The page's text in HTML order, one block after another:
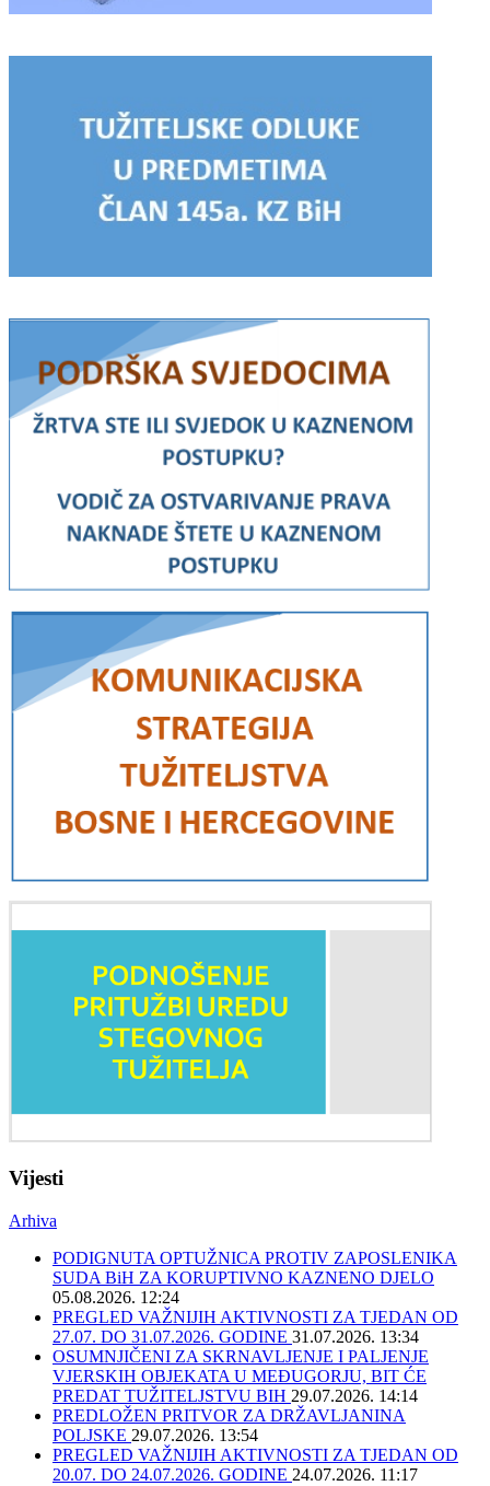
Vijesti
Arhiva
PODIGNUTA OPTUŽNICA PROTIV ZAPOSLENIKA
SUDA BiH ZA KORUPTIVNO KAZNENO DJELO
05.08.2026. 12:24
PREGLED VAŽNIJIH AKTIVNOSTI ZA TJEDAN OD
27.07. DO 31.07.2026. GODINE 31.07.2026. 13:34
OSUMNJIČENI ZA SKRNAVLJENJE I PALJENJE
VJERSKIH OBJEKATA U MEĐUGORJU, BIT ĆE
PREDAT TUŽITELJSTVU BIH 29.07.2026. 14:14
PREDLOŽEN PRITVOR ZA DRŽAVLJANINA
POLJSKE 29.07.2026. 13:54
PREGLED VAŽNIJIH AKTIVNOSTI ZA TJEDAN OD
20.07. DO 24.07.2026. GODINE 24.07.2026. 11:17